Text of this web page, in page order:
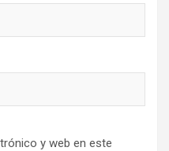
y web en este